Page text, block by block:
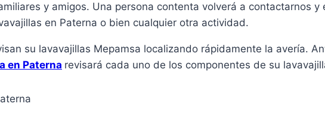
y amigos. Una persona contenta volverá a contactarnos
en Paterna o bien cualquier otra actividad.
su lavavajillas Mepamsa localizando rápidamente la avería.
en Paterna revisará cada uno de los componentes de su